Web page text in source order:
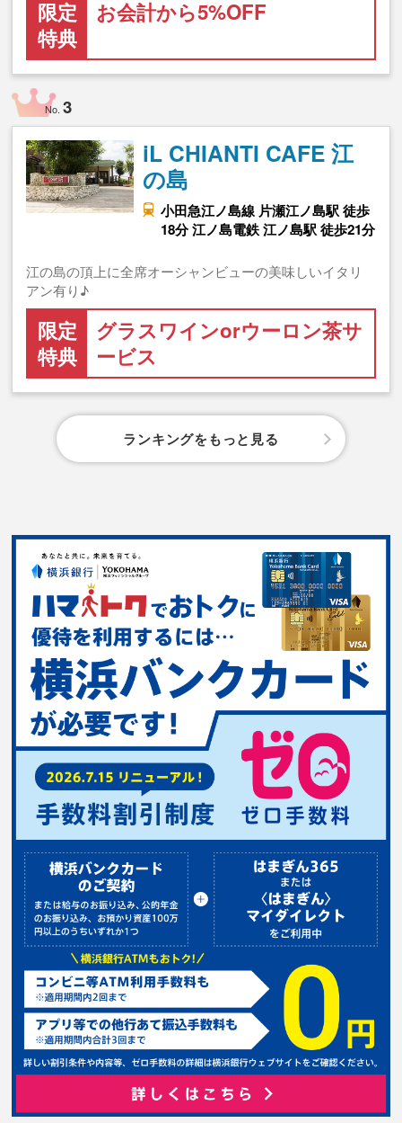
限定
特典
お会計から5%OFF
No.3
iL CHIANTI CAFE 江
の島
小田急江ノ島線 片瀬江ノ島駅 徒歩
18分 江ノ島電鉄 江ノ島駅 徒歩21分
江の島の頂上に全席オーシャンビューの美味しいイタリ
アン有り♪
限定
特典
グラスワインorウーロン茶サ
ービス
ランキングをもっと見る